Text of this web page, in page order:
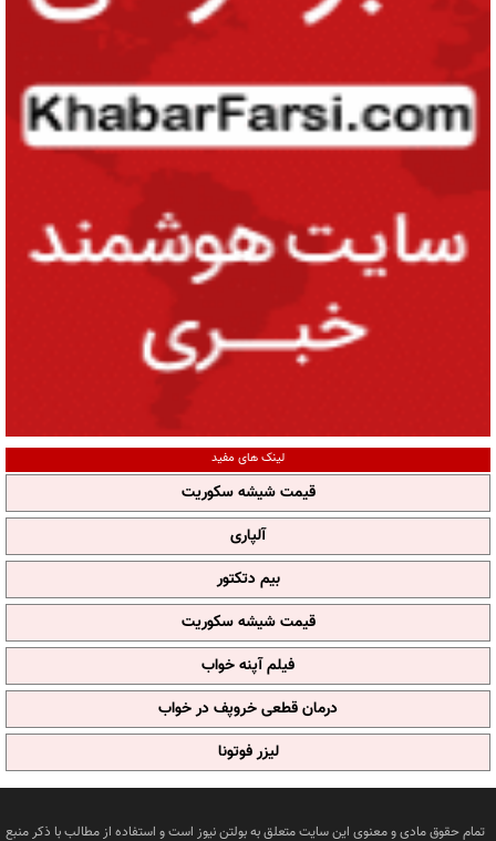
لینک های مفید
قیمت شیشه سکوریت
آلپاری
بیم دتکتور
قیمت شیشه سکوریت
فیلم آپنه خواب
درمان قطعی خروپف در خواب
لیزر فوتونا
تمام حقوق مادی و معنوی این سایت متعلق به بولتن نیوز است و استفاده از مطالب با ذکر منبع